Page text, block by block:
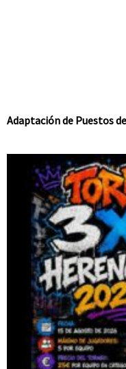
Adaptación de Puestos